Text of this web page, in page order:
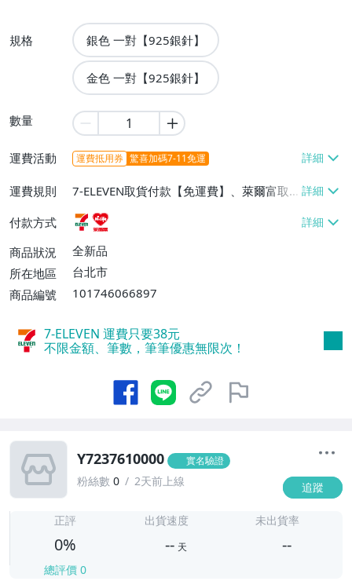
規格 銀色 一對【925銀針】
金色 一對【925銀針】
數量
運費活動 運費抵用券 驚喜加碼7-11免運
運費規則
7-ELEVEN取貨付款【免運費】、萊爾富取
貨付款【免運費】
付款方式
商品狀況
全新品
所在地區
台北市
商品編號
101746066897
7-ELEVEN 運費只要38元
不限金額、筆數，筆筆優惠無限次！
Y7237610000 實名驗證
粉絲數 0 2天前上線 追蹤
正評
0%
總評價 0
出貨速度
-- 天
未出貨率
--